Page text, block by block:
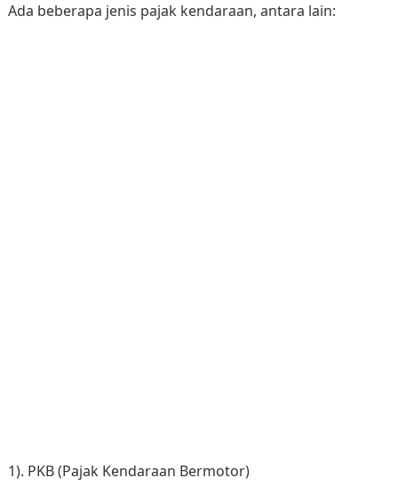
Ada beberapa jenis pajak kendaraan, antara lain:
1). PKB (Pajak Kendaraan Bermotor)